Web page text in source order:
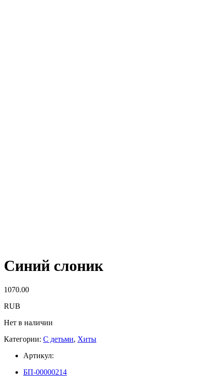
Синий слоник
1070.00
RUB
Нет в наличии
Категории: С детьми, Хиты
Артикул:
БП-00000214